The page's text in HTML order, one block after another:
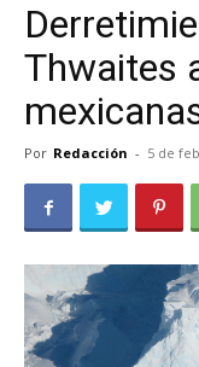
Thwaites
Por Redacción - 5 de